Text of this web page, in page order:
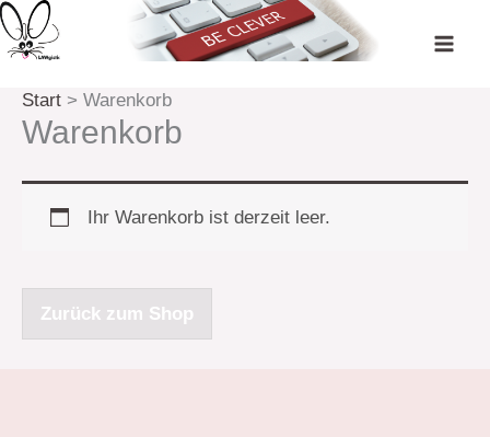
Zum
Inhalt
Start
Warenkorb
Warenkorb
Ihr Warenkorb ist derzeit leer.
Zurück zum Shop